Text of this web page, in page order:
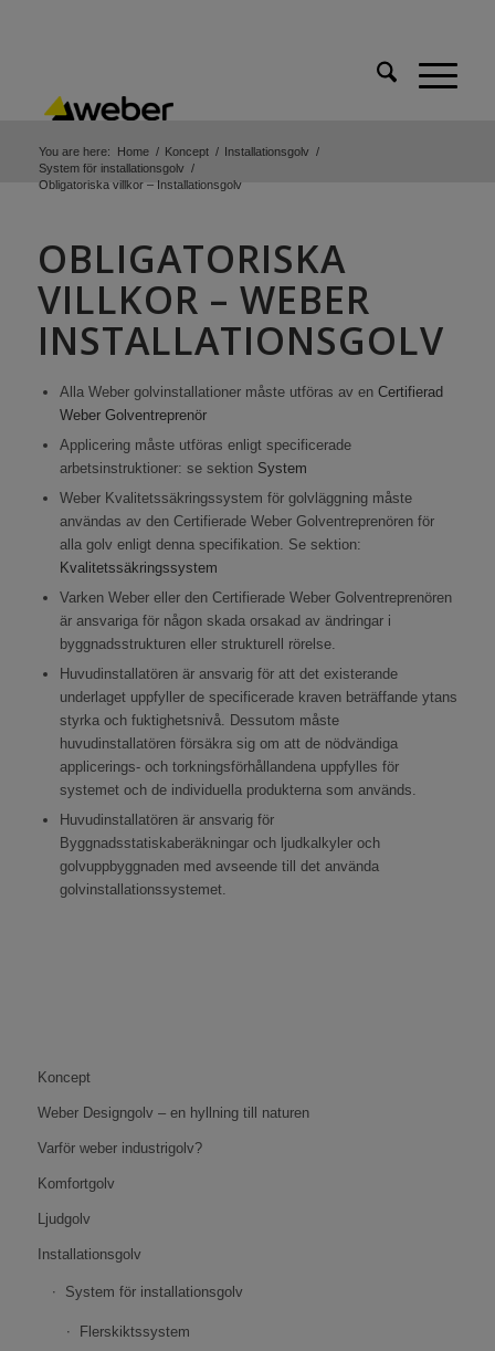
You are here: Home / Koncept / Installationsgolv /
System för installationsgolv /
Obligatoriska villkor – Installationsgolv
OBLIGATORISKA
VILLKOR – WEBER
INSTALLATIONSGOLV
Alla Weber golvinstallationer måste utföras av en Certifierad
Weber Golventreprenör
Applicering måste utföras enligt specificerade
arbetsinstruktioner: se sektion System
Weber Kvalitetssäkringssystem för golvläggning måste
användas av den Certifierade Weber Golventreprenören för
alla golv enligt denna specifikation. Se sektion:
Kvalitetssäkringssystem
Varken Weber eller den Certifierade Weber Golventreprenören
är ansvariga för någon skada orsakad av ändringar i
byggnadsstrukturen eller strukturell rörelse.
Huvudinstallatören är ansvarig för att det existerande
underlaget uppfyller de specificerade kraven beträffande ytans
styrka och fuktighetsnivå. Dessutom måste
huvudinstallatören försäkra sig om att de nödvändiga
applicerings- och torkningsförhållandena uppfylles för
systemet och de individuella produkterna som används.
Huvudinstallatören är ansvarig för
Byggnadsstatiskaberäkningar och ljudkalkyler och
golvuppbyggnaden med avseende till det använda
golvinstallationssystemet.
Koncept
Weber Designgolv – en hyllning till naturen
Varför weber industrigolv?
Komfortgolv
Ljudgolv
Installationsgolv
System för installationsgolv
Flerskiktssystem